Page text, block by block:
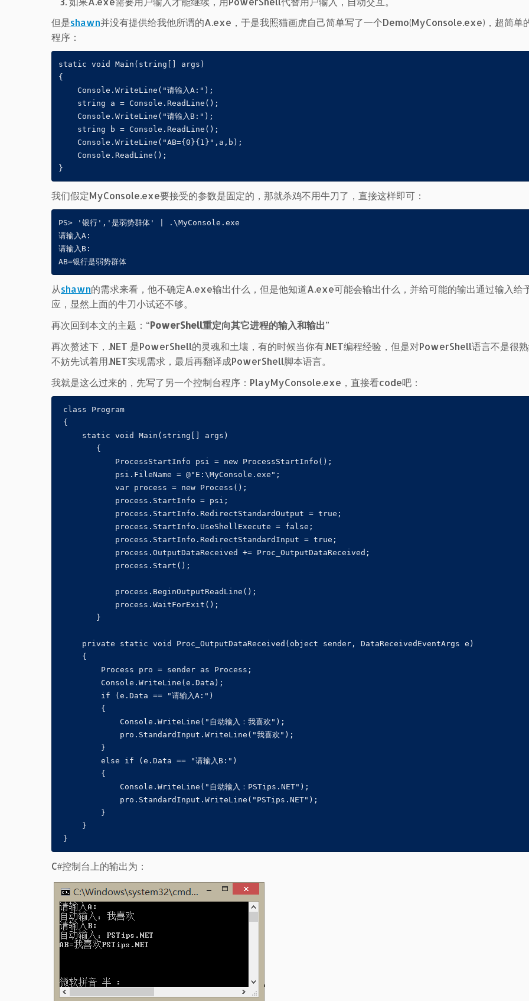
但是shawn并没有提供给我他所谓的A.exe，于是我照猫画虎自己简单写了一个Demo(MyConsole.exe)，超简单
程序：
static void Main(string[] args)
{
    Console.WriteLine("请输入A:");
    string a = Console.ReadLine();
    Console.WriteLine("请输入B:");
    string b = Console.ReadLine();
    Console.WriteLine("AB={0}{1}",a,b);
    Console.ReadLine();
我们假定MyConsole.exe要接受的参数是固定的，那就杀鸡不用牛刀了，直接这样即可：
PS> '银行','是弱势群体' | .\MyConsole.exe
请输入A:
请输入B:
AB=银行是弱势群体
从shawn的需求来看，他不确定A.exe输出什么，但是他知道A.exe可能会输出什么，并给可能的输出通过输入给
应，显然上面的牛刀小试还不够。
再次回到本文的主题：“PowerShell重定向其它进程的输入和输出”
再次赘述下，.NET 是PowerShell的灵魂和土壤，有的时候当你有.NET编程经验，但是对PowerShell语言不是很熟
不妨先试着用.NET实现需求，最后再翻译成PowerShell脚本语言。
我就是这么过来的，先写了另一个控制台程序：PlayMyConsole.exe，直接看code吧：
class Program
{
     static void Main(string[] args)
        {
            ProcessStartInfo psi = new ProcessStartInfo();
            psi.FileName = @"E:\MyConsole.exe";
            var process = new Process();
            process.StartInfo = psi;
            process.StartInfo.RedirectStandardOutput = true;
            process.StartInfo.UseShellExecute = false;
            process.StartInfo.RedirectStandardInput = true;
            process.OutputDataReceived += Proc_OutputDataReceived;
            process.Start();
            process.BeginOutputReadLine();
            process.WaitForExit();
        }
     private static void Proc_OutputDataReceived(object sender, DataReceivedEventArgs e)
     {
         Process pro = sender as Process;
         Console.WriteLine(e.Data);
         if (e.Data == "请输入A:")
         {
             Console.WriteLine("自动输入：我喜欢");
             pro.StandardInput.WriteLine("我喜欢");
         }
         else if (e.Data == "请输入B:")
         {
             Console.WriteLine("自动输入：PSTips.NET");
             pro.StandardInput.WriteLine("PSTips.NET");
         }
     }
C#控制台上的输出为：